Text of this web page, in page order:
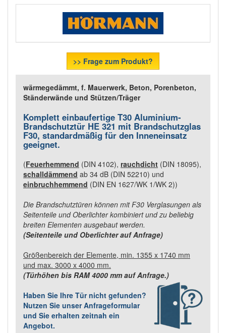
>> Frage zum Produkt?
wärmegedämmt, f. Mauerwerk, Beton, Porenbeton,
Ständerwände und Stützen/Träger
Komplett einbaufertige T30 Aluminium-
Brandschutztür HE 321 mit Brandschutzglas
F30, standardmäßig für den Inneneinsatz
geeignet.
(Feuerhemmend (DIN 4102), rauchdicht (DIN 18095),
schalldämmend ab 34 dB (DIN 52210) und
einbruchhemmend (DIN EN 1627/WK 1/WK 2))
Die Brandschutztüren können mitF30 Verglasungen als
Seitenteile und Oberlichter kombiniert und zu beliebig
breiten Elementen ausgebaut werden.
(Seitenteile und Oberlichter auf Anfrage)
Größenbereich der Elemente, min. 1355 x 1740 mm
und max. 3000 x 4000 mm.
(Türhöhen bis RAM 4000 mm auf Anfrage.)
Haben Sie Ihre Tür nicht gefunden?
Nutzen Sie unser Anfrageformular
und Sie erhalten zeitnah ein
Angebot.